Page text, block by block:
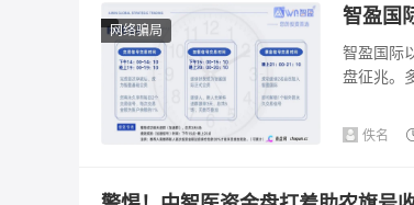
网络骗局
智盈国
智盈国际
盘征兆。
佚名